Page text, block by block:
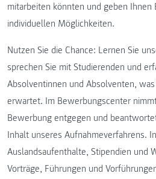
mitarbeiten könnten und geben Ihnen
individuellen Möglichkeiten.
Nutzen Sie die Chance: Lernen Sie
sprechen Sie mit Studierenden und
Absolventinnen und Absolventen,
erwartet. Im Bewerbungscenter
Bewerbung entgegen und
Inhalt unseres Aufnahmeverfahrens.
Auslandsaufenthalte, Stipendien und
Vorträge, Führungen und